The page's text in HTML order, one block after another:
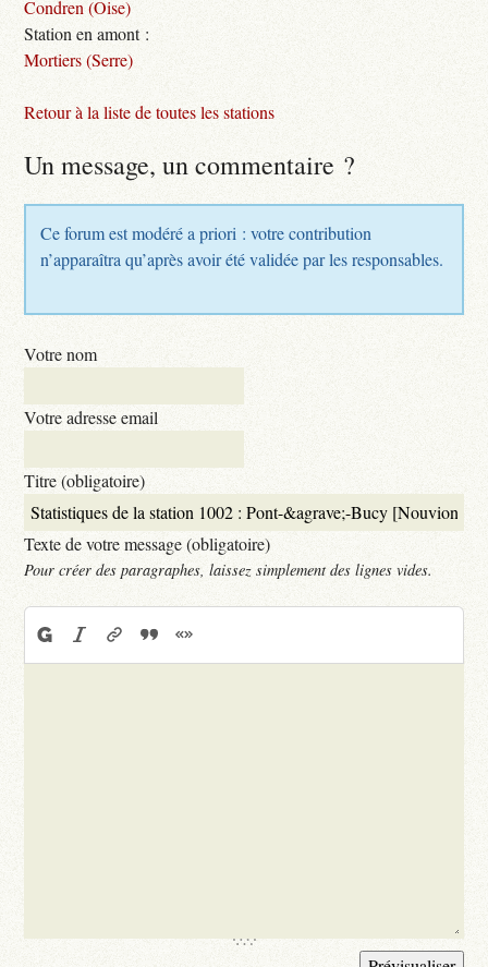
Condren (Oise)
Station en amont :
Mortiers (Serre)
Retour à la liste de toutes les stations
Un message, un commentaire ?
Ce forum est modéré a priori : votre contribution
n’apparaîtra qu’après avoir été validée par les responsables.
Votre nom
Votre adresse email
Titre (obligatoire)
Texte de votre message (obligatoire)
Pour créer des paragraphes, laissez simplement des lignes vides.